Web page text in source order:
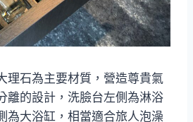
理石為主要材質，營造尊貴氣
離的設計，洗臉台左側為淋浴
為大浴缸，相當適合旅人泡澡